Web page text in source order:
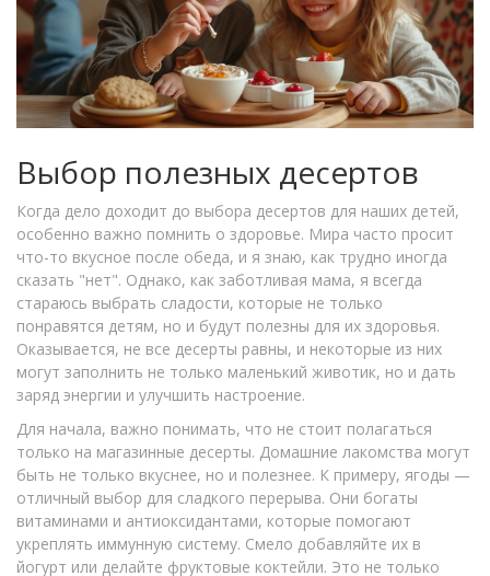
Выбор полезных десертов
Когда дело доходит до выбора десертов для наших детей,
особенно важно помнить о здоровье. Мира часто просит
что-то вкусное после обеда, и я знаю, как трудно иногда
сказать "нет". Однако, как заботливая мама, я всегда
стараюсь выбрать сладости, которые не только
понравятся детям, но и будут полезны для их здоровья.
Оказывается, не все десерты равны, и некоторые из них
могут заполнить не только маленький животик, но и дать
заряд энергии и улучшить настроение.
Для начала, важно понимать, что не стоит полагаться
только на магазинные десерты. Домашние лакомства могут
быть не только вкуснее, но и полезнее. К примеру, ягоды —
отличный выбор для сладкого перерыва. Они богаты
витаминами и антиоксидантами, которые помогают
укреплять иммунную систему. Смело добавляйте их в
йогурт или делайте фруктовые коктейли. Это не только